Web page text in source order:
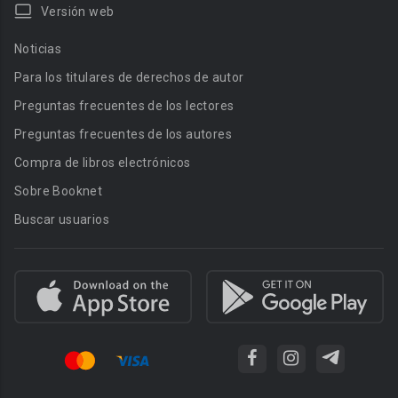
Versión web
Noticias
Para los titulares de derechos de autor
Preguntas frecuentes de los lectores
Preguntas frecuentes de los autores
Compra de libros electrónicos
Sobre Booknet
Buscar usuarios